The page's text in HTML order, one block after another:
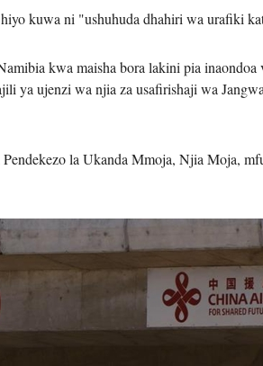
kuwa ni "ushuhuda dhahiri wa urafiki
kwa maisha bora lakini pia
ya ujenzi wa njia za usafirishaji wa
la Ukanda Mmoja, Njia Moja,